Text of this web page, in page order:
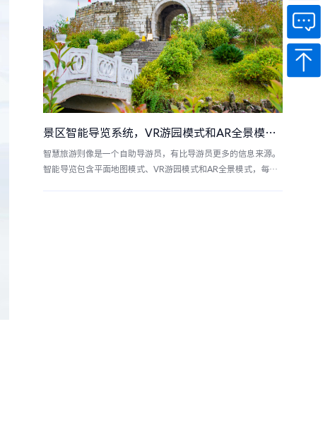
景区智能导览系统，VR游园模式和AR全景模式！
智慧旅游则像是一个自助导游员，有比导游员更多的信息来源。
智能导览包含平面地图模式、VR游园模式和AR全景模式，每个